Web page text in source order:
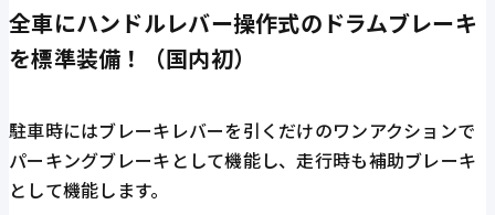
全車にハンドルレバー操作式のドラムブレーキ
を標準装備！（国内初）
駐車時にはブレーキレバーを引くだけのワンアクションで
パーキングブレーキとして機能し、走行時も補助ブレーキ
として機能します。